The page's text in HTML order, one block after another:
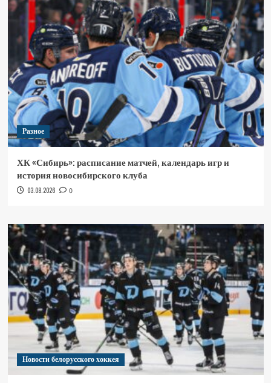
Разное
ХК «Сибирь»: расписание матчей, календарь игр и
история новосибирского клуба
03.08.2026 0
Новости белорусского хоккея